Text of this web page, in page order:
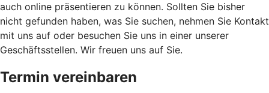
auch online präsentieren zu können. Sollten Sie bisher
nicht gefunden haben, was Sie suchen, nehmen Sie Kontakt
mit uns auf oder besuchen Sie uns in einer unserer
Geschäftsstellen. Wir freuen uns auf Sie.
Termin vereinbaren